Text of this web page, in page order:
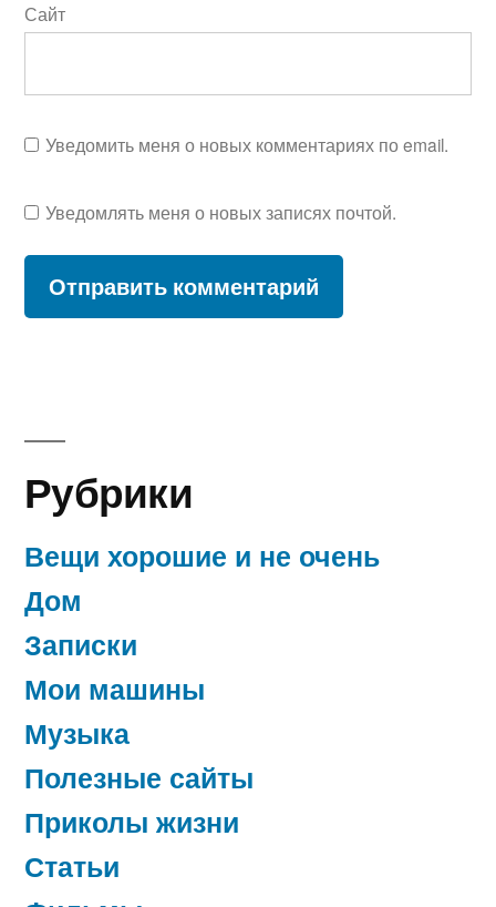
Сайт
Уведомить меня о новых комментариях по email.
Уведомлять меня о новых записях почтой.
Рубрики
Вещи хорошие и не очень
Дом
Записки
Мои машины
Музыка
Полезные сайты
Приколы жизни
Статьи